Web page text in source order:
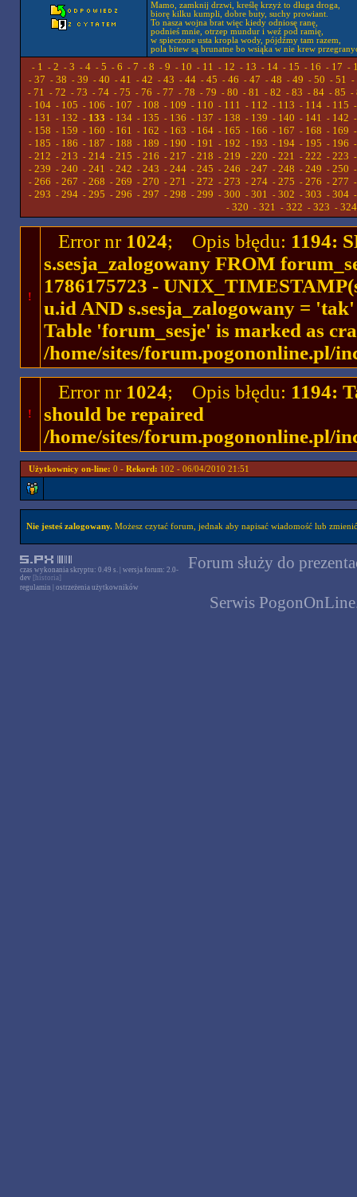
Mamo, zamknij drzwi, kreślę krzyż to długa droga,
biorę kilku kumpli, dobre buty, suchy prowiant.
To nasza wojna brat więc kiedy odniosę ranę,
podnieś mnie, otrzep mundur i weź pod ramię,
w spieczone usta kropla wody, pójdźmy tam razem,
pola bitew są brunatne bo wsiąka w nie krew
- 1 - 2 - 3 - 4 - 5 - 6 - 7 - 8 - 9 - 10 - 11 - 12 - 13 - 14 - 15 - 16 - 17 -
- 37 - 38 - 39 - 40 - 41 - 42 - 43 - 44- 45 - 46 - 47 - 48 - 49 - 50 - 51 -
- 71 - 72 - 73 - 74 - 75 - 76 - 77 - 78 - 79 - 80 - 81 - 82 - 83 - 84 - 85 -
- 104- 105 - 106 - 107 - 108 - 109 - 110 - 111 - 112 - 113 - 114- 115
- 131 - 132 - 133 - 134- 135 - 136 - 137 - 138 - 139 - 140 - 141 - 142
- 158 - 159 - 160 - 161 - 162 - 163 - 164- 165 - 166 - 167 - 168 - 169
- 185 - 186 - 187 - 188 - 189 - 190 - 191 - 192 - 193 - 194- 195 - 196
- 212 - 213 - 214- 215 - 216 - 217 - 218 - 219 - 220 - 221 - 222 - 223
- 239 - 240 - 241 - 242 - 243 - 244- 245 - 246 - 247 - 248 - 249 - 250
- 266 - 267 - 268 - 269 - 270 - 271 - 272 - 273 - 274- 275 - 276 - 277
- 293 - 294- 295 - 296 - 297 - 298 - 299 - 300 - 301 - 302 - 303 - 304
- 320 - 321 - 322 - 323 - 324
!
Error nr 1024; Opis błędu: 1194:
s.sesja_zalogowany FROM
1786175723 -
u.id AND s.sesja_zalogowany =
Table 'forum_sesje' is marked as
/home/sites/forum.pogononline.pl/
!
Error nr 1024; Opis błędu: 1194:
should be repaired
/home/sites/forum.pogononline.pl/
Użytkownicy on-line: 0 - Rekord: 102 - 06/04/2010 21:51
Nie jesteś zalogowany.Możesz czytać forum, jednak aby napisać wiadomość lub
czas wykonania skryptu: 0.49 s. | wersja forum: 2.0-
dev [historia]
regulamin
ostrzeżenia użytkowników
Forum służy do
Serwis